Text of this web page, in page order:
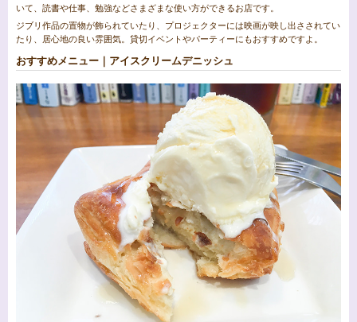
いて、読書や仕事、勉強などさまざまな使い方ができるお店です。
ジブリ作品の置物が飾られていたり、プロジェクターには映画が映し出さされてい
たり、居心地の良い雰囲気。貸切イベントやパーティーにもおすすめですよ。
おすすめメニュー｜アイスクリームデニッシュ